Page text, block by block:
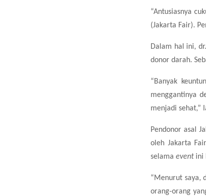
“Antusiasnya
(Jakarta Fair).
Dalam hal ini,
donor darah.
“Banyak
menggantinya
menjadi sehat,”
Pendonor asal
oleh Jakarta
selama eventini
“Menurut saya,
orang-orang